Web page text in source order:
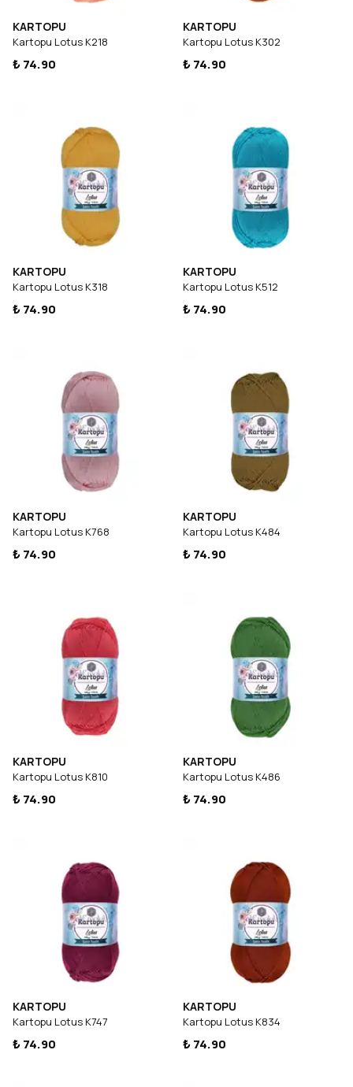
KARTOPU
Kartopu Lotus K218
₺ 74.90
KARTOPU
Kartopu Lotus K302
₺ 74.90
KARTOPU
Kartopu Lotus K318
₺ 74.90
KARTOPU
Kartopu Lotus K512
₺ 74.90
KARTOPU
Kartopu Lotus K768
₺ 74.90
KARTOPU
Kartopu Lotus K484
₺ 74.90
KARTOPU
Kartopu Lotus K810
₺ 74.90
KARTOPU
Kartopu Lotus K486
₺ 74.90
KARTOPU
Kartopu Lotus K747
₺ 74.90
KARTOPU
Kartopu Lotus K834
₺ 74.90